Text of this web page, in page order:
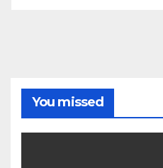
You missed